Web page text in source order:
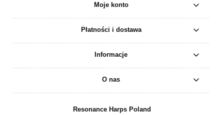
Moje konto
Płatności i dostawa
Informacje
O nas
Resonance Harps Poland